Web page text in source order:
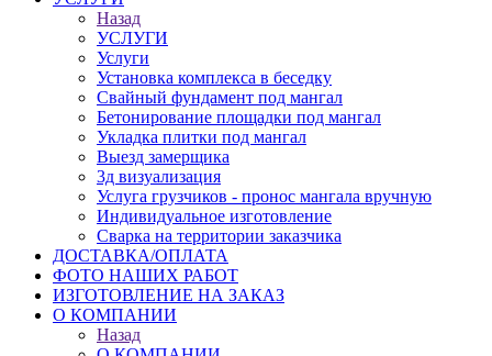
Назад
УСЛУГИ
Услуги
Установка комплекса в беседку
Свайный фундамент под мангал
Бетонирование площадки под мангал
Укладка плитки под мангал
Выезд замерщика
3д визуализация
Услуга грузчиков - пронос мангала вручную
Индивидуальное изготовление
Сварка на территории заказчика
ДОСТАВКА/ОПЛАТА
ФОТО НАШИХ РАБОТ
ИЗГОТОВЛЕНИЕ НА ЗАКАЗ
О КОМПАНИИ
Назад